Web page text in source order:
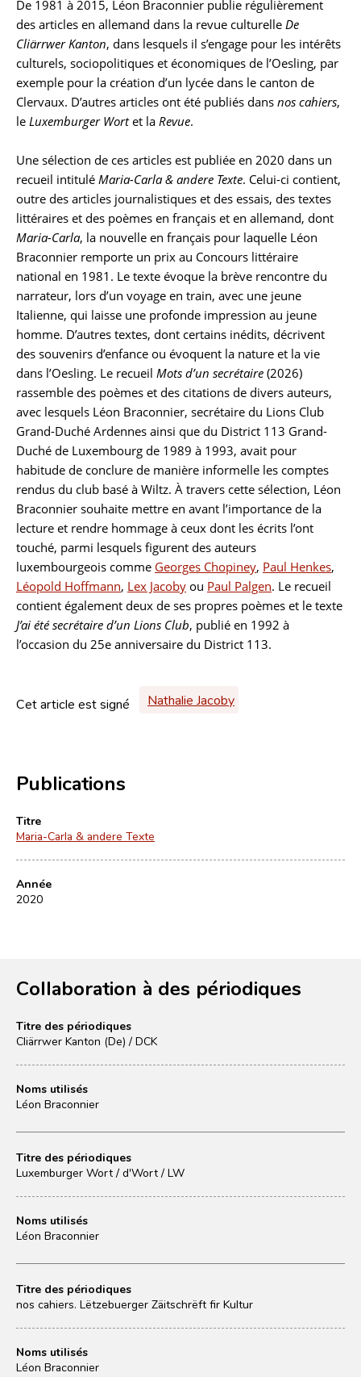
De 1981 à 2015, Léon Braconnier publie régulièrement
des articles en allemand dans la revue culturelle De
Cliärrwer Kanton, dans lesquels il s’engage pour les intérêts
culturels, sociopolitiques et économiques de l’Oesling, par
exemple pour la création d’un lycée dans le canton de
Clervaux. D’autres articles ont été publiés dans nos cahiers,
le Luxemburger Wortet la Revue.
Une sélection de ces articles est publiée en 2020 dans un
recueil intitulé Maria-Carla & andere Texte. Celui-ci contient,
outre des articles journalistiques et des essais, des textes
littéraires et des poèmes en français et en allemand, dont
Maria-Carla, la nouvelle en français pour laquelle Léon
Braconnier remporte un prix au Concours littéraire
national en 1981. Le texte évoque la brève rencontre du
narrateur, lors d’un voyage en train, avec une jeune
Italienne, qui laisse une profonde impression au jeune
homme. D’autres textes, dont certains inédits, décrivent
des souvenirs d’enfance ou évoquent la nature et la vie
dans l’Oesling. Le recueil Mots d’un secrétaire (2026)
rassemble des poèmes et des citations de divers auteurs,
avec lesquels Léon Braconnier, secrétaire du Lions Club
Grand-Duché Ardennes ainsi que du District 113 Grand-
Duché de Luxembourg de 1989 à 1993, avait pour
habitude de conclure de manière informelle les comptes
rendus du club basé à Wiltz. À travers cette sélection, Léon
Braconnier souhaite mettre en avant l’importance de la
lecture et rendre hommage à ceux dont les écrits l’ont
touché, parmi lesquels figurent des auteurs
luxembourgeois comme Georges Chopiney, Paul Henkes,
Léopold Hoffmann, Lex Jacoby ou Paul Palgen. Le recueil
contient également deux de ses propres poèmes et le texte
J’ai été secrétaire d’un Lions Club, publié en 1992 à
l’occasion du 25e anniversaire du District 113.
Cet article est signé Nathalie Jacoby
Publications
Titre
Maria-Carla & andere Texte
Année
2020
Collaboration à des périodiques
Titre des périodiques
Cliärrwer Kanton (De) / DCK
Noms utilisés
Léon Braconnier
Titre des périodiques
Luxemburger Wort / d'Wort / LW
Noms utilisés
Léon Braconnier
Titre des périodiques
nos cahiers. Lëtzebuerger Zäitschrëft fir Kultur
Noms utilisés
Léon Braconnier